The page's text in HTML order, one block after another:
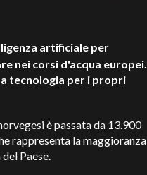
artificiale per
nei corsi d'acqua europei.
tecnologia per i propri
è passata da 13.900
rappresenta la maggioranza
Paese.